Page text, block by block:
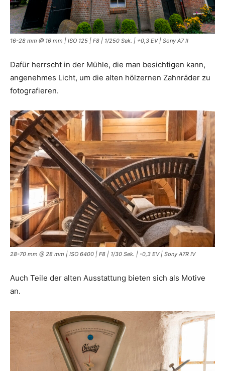
16-28 mm @ 16 mm | ISO 125 | F8 | 1/250 Sek. | +0,3 EV | Sony A7 II
Dafür herrscht in der Mühle, die man besichtigen kann,
angenehmes Licht, um die alten hölzernen Zahnräder zu
fotografieren.
28-70 mm @ 28 mm | ISO 6400 | F8 | 1/30 Sek. | -0,3 EV | Sony A7R IV
Auch Teile der alten Ausstattung bieten sich als Motive
an.